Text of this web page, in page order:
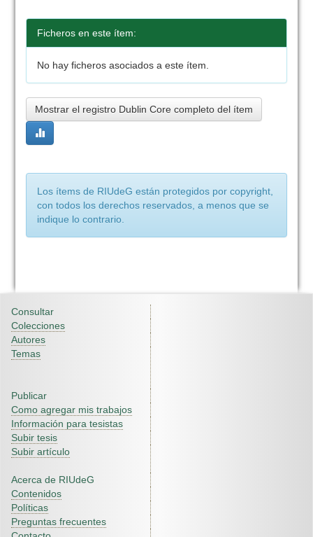
Ficheros en este ítem:
No hay ficheros asociados a este ítem.
Mostrar el registro Dublin Core completo del ítem
Los ítems de RIUdeG están protegidos por copyright,
con todos los derechos reservados, a menos que se
indique lo contrario.
Consultar
Colecciones
Autores
Temas
Publicar
Como agregar mis trabajos
Información para tesistas
Subir tesis
Subir artículo
Acerca de RIUdeG
Contenidos
Políticas
Preguntas frecuentes